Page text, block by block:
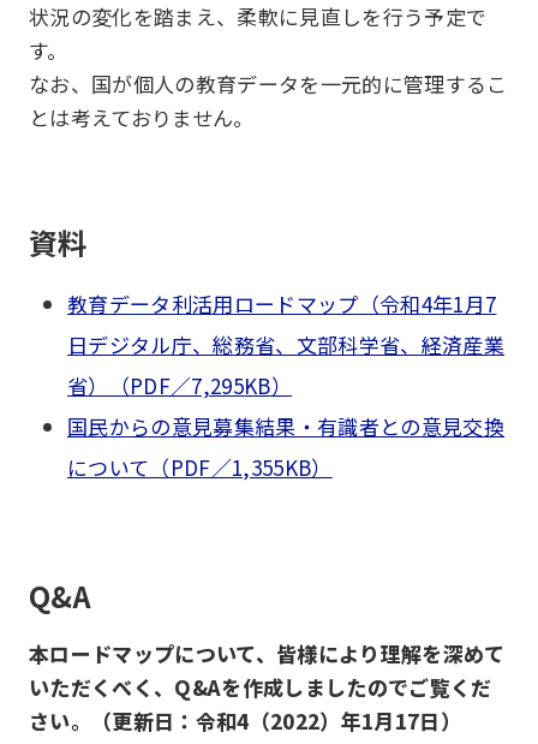
状況の変化を踏まえ、柔軟に見直しを行う予定で
す。
なお、国が個人の教育データを一元的に管理するこ
とは考えておりません。
資料
教育データ利活用ロードマップ（令和4年1月7
日デジタル庁、総務省、文部科学省、経済産業
省）（PDF／7,295KB）
国民からの意見募集結果・有識者との意見交換
について（PDF／1,355KB）
Q&A
本ロードマップについて、皆様により理解を深めて
いただくべく、Q&Aを作成しましたのでご覧くだ
さい。（更新日：令和4（2022）年1月17日）